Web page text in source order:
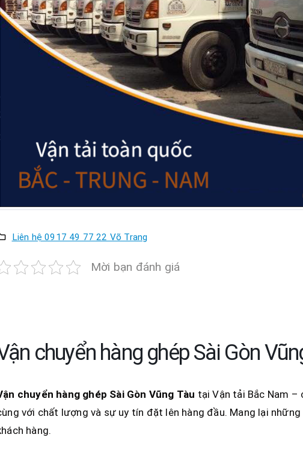
Liên hệ 0917 49 77 22 Võ Trang
Mời bạn đánh giá
chuyển hàng ghép Sài Gòn
chuyển hàng ghép Sài Gòn Vũng Tàu tại Vận tải Bắc Nam
với chất lượng và sự uy tín đặt lên hàng đầu. Mang lại
hàng.